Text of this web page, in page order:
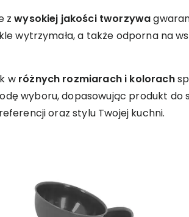
zwysokiej jakości tworzywa
wytrzymała, a także odporna na
w różnych rozmiarach i kolorach
wyboru, dopasowując produkt do
oraz stylu Twojej kuchni.